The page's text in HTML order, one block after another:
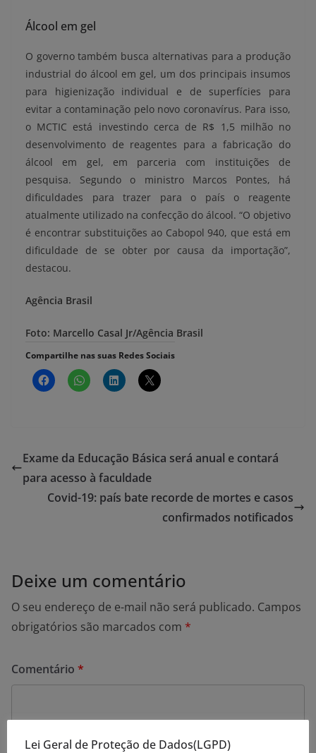
Álcool em gel
O governo também busca alternativas para a produção
industrial do álcool em gel, um dos principais insumos
para higienização individual e de superfícies para
evitar a contaminação pelo novo coronavírus. Para isso,
o MCTIC está investindo cerca de R$ 1,5 milhão no
desenvolvimento de reagentes para a fabricação do
álcool em gel, em parceria com instituições de
pesquisa. Segundo o ministro Marcos Pontes, há
dificuldades para trazer para o país o reagente
atualmente utilizado na confecção do álcool. “O objetivo
é encontrar substituições ao Cabopol 940, que está em
dificuldade de se obter por causa da importação”,
destacou.
Agência Brasil
Foto: Marcello Casal Jr/Agência Brasil
Compartilhe nas suas Redes Sociais
Exame da Educação Básica será anual e contará
para acesso à faculdade
Covid-19: país bate recorde de mortes e casos
confirmados notificados
Deixe um comentário
O seu endereço de e-mail não será publicado. Campos
obrigatórios são marcados com *
Comentário *
Lei Geral de Proteção de Dados(LGPD)